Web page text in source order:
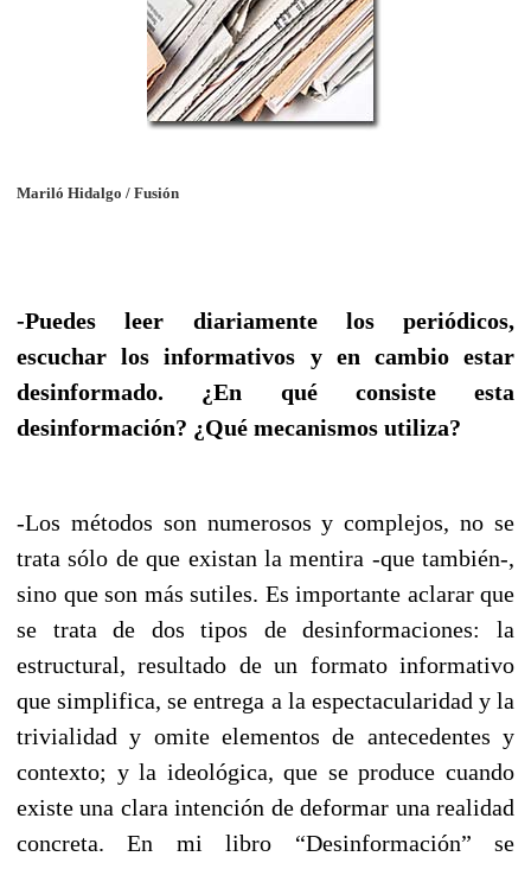
Mariló Hidalgo / Fusión
-Puedes leer diariamente los periódicos,
escuchar los informativos y en cambio estar
desinformado. ¿En qué consiste esta
desinformación? ¿Qué mecanismos utiliza?
-Los métodos son numerosos y complejos, no se
trata sólo de que existan la mentira -que también-,
sino que son más sutiles. Es importante aclarar que
se trata de dos tipos de desinformaciones: la
estructural, resultado de un formato informativo
que simplifica, se entrega a la espectacularidad y la
trivialidad y omite elementos de antecedentes y
contexto; y la ideológica, que se produce cuando
existe una clara intención de deformar una realidad
concreta. En mi libro “Desinformación” se